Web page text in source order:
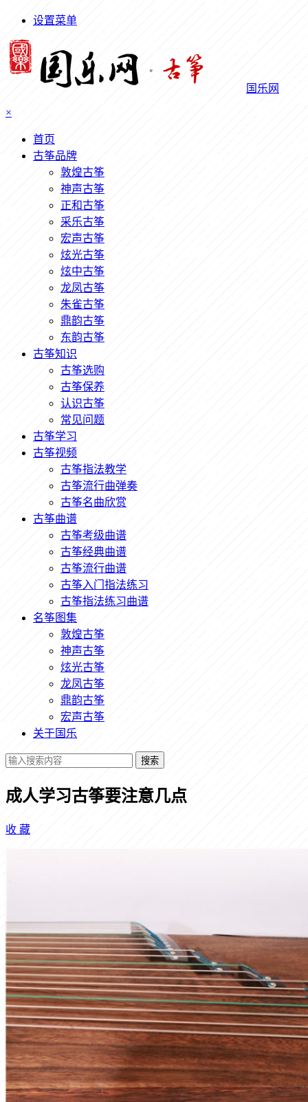
设置菜单
国乐网
×
首页
古筝品牌
敦煌古筝
神声古筝
正和古筝
采乐古筝
宏声古筝
炫光古筝
炫中古筝
龙凤古筝
朱雀古筝
鼎韵古筝
东韵古筝
古筝知识
古筝选购
古筝保养
认识古筝
常见问题
古筝学习
古筝视频
古筝指法教学
古筝流行曲弹奏
古筝名曲欣赏
古筝曲谱
古筝考级曲谱
古筝经典曲谱
古筝流行曲谱
古筝入门指法练习
古筝指法练习曲谱
名筝图集
敦煌古筝
神声古筝
炫光古筝
龙凤古筝
鼎韵古筝
宏声古筝
关于国乐
搜索
成人学习古筝要注意几点
收 藏